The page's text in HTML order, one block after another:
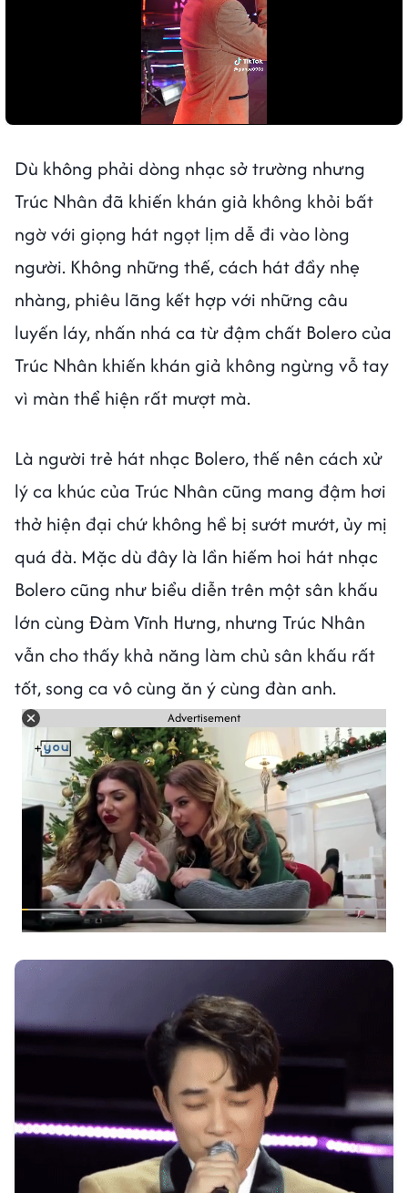
Dù không phải dòng nhạc sở trường nhưng
Trúc Nhân đã khiến khán giả không khỏi bất
ngờ với giọng hát ngọt lịm dễ đi vào lòng
người. Không những thế, cách hát đầy nhẹ
nhàng, phiêu lãng kết hợp với những câu
luyến láy, nhấn nhá ca từ đậm chất Bolero của
Trúc Nhân khiến khán giả không ngừng vỗ tay
vì màn thể hiện rất mượt mà.
Là người trẻ hát nhạc Bolero, thế nên cách xử
lý ca khúc của Trúc Nhân cũng mang đậm hơi
thở hiện đại chứ không hề bị sướt mướt, ủy mị
quá đà. Mặc dù đây là lần hiếm hoi hát nhạc
Bolero cũng như biểu diễn trên một sân khấu
lớn cùng Đàm Vĩnh Hưng, nhưng Trúc Nhân
vẫn cho thấy khả năng làm chủ sân khấu rất
tốt, song ca vô cùng ăn ý cùng đàn anh.
Advertisement